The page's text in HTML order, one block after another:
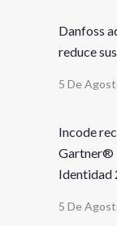
Danfoss
reduce
5 De
Incode
Gartner®
Identidad
5 De